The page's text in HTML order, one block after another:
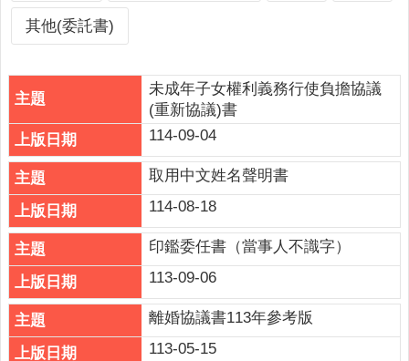
最
新
息
公
開
資
訊
主
題
專
區
民
意
交
其他(委託書)
未成年子女權利義務行使負擔協議
(重新協議)書
114-09-04
取用中文姓名聲明書
114-08-18
印鑑委任書（當事人不識字）
113-09-06
離婚協議書113年參考版
113-05-15